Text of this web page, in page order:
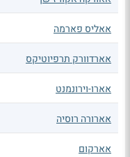
אאליס פארמה
אארדוורק תרפיוטיקס
אארו-וירונמנט
אארורה רוסיה
אארקום